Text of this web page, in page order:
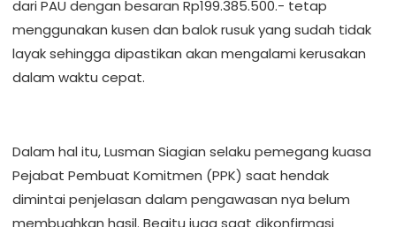
dari PAU dengan besaran Rp199.385.500.- tetap
menggunakan kusen dan balok rusuk yang sudah tidak
layak sehingga dipastikan akan mengalami kerusakan
dalam waktu cepat.
Dalam hal itu, Lusman Siagian selaku pemegang kuasa
Pejabat Pembuat Komitmen (PPK) saat hendak
dimintai penjelasan dalam pengawasan nya belum
membuahkan hasil. Begitu juga saat dikonfirmasi